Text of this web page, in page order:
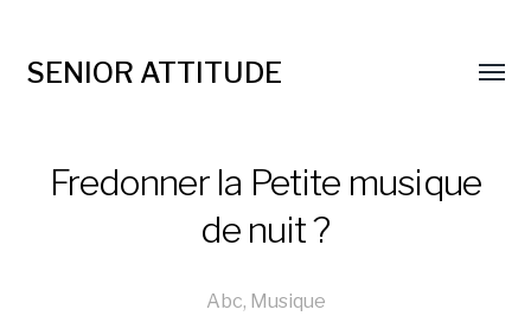
SENIOR ATTITUDE
Fredonner la Petite musique
de nuit ?
Abc, Musique